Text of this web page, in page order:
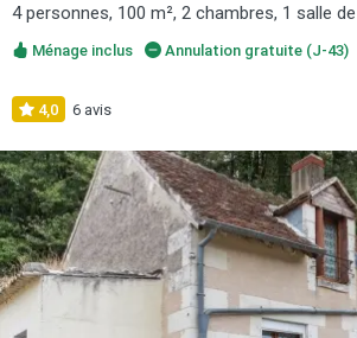
4 personnes, 100 m², 2 chambres, 1 salle
Ménage inclus Annulation gratuite (J-43)
4,0 6 avis